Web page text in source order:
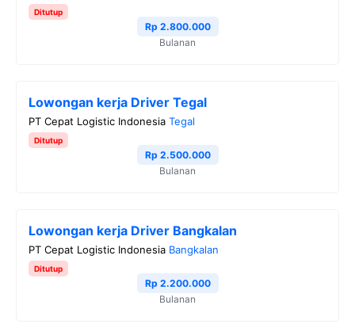
Ditutup
Rp 2.800.000
Bulanan
Lowongan kerja Driver Tegal
PT Cepat Logistic Indonesia Tegal
Ditutup
Rp 2.500.000
Bulanan
Lowongan kerja Driver Bangkalan
PT Cepat Logistic Indonesia Bangkalan
Ditutup
Rp 2.200.000
Bulanan